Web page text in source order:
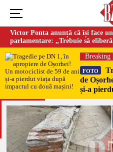
Victor Ponta anunță că își face
parlamentare: „Trebuie să
globalistă”
Breaking
FOTO
de
și-a
mașini!